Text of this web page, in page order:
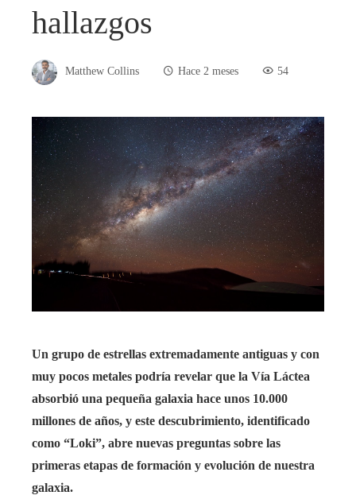
hallazgos
Matthew Collins Hace 2 meses 54
Un grupo de estrellas extremadamente antiguas y con
muy pocos metales podría revelar que la Vía Láctea
absorbió una pequeña galaxia hace unos 10.000
millones de años, y este descubrimiento, identificado
como “Loki”, abre nuevas preguntas sobre las
primeras etapas de formación y evolución de nuestra
galaxia.